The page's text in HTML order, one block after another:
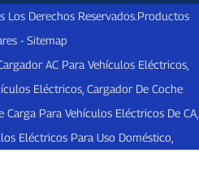
Derechos Reservados.Productos
- Sitemap
AC Para Vehículos Eléctricos
Eléctricos, Cargador De Coche
Carga Para Vehículos Eléctricos De CA,
Eléctricos Para Uso Doméstico